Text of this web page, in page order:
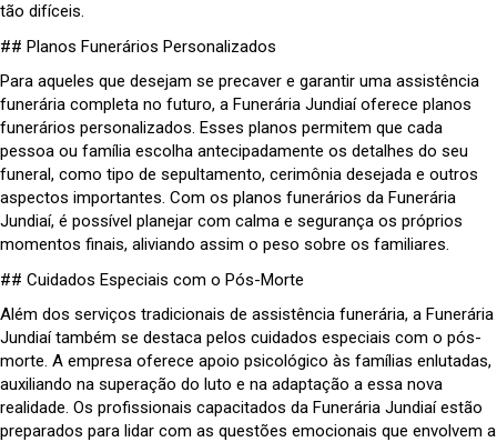
tão difíceis.
## Planos Funerários Personalizados
Para aqueles que desejam se precaver e garantir uma assistência
funerária completa no futuro, a Funerária Jundiaí oferece planos
funerários personalizados. Esses planos permitem que cada
pessoa ou família escolha antecipadamente os detalhes do seu
funeral, como tipo de sepultamento, cerimônia desejada e outros
aspectos importantes. Com os planos funerários da Funerária
Jundiaí, é possível planejar com calma e segurança os próprios
momentos finais, aliviando assim o peso sobre os familiares.
## Cuidados Especiais com o Pós-Morte
Além dos serviços tradicionais de assistência funerária, a Funerária
Jundiaí também se destaca pelos cuidados especiais com o pós-
morte. A empresa oferece apoio psicológico às famílias enlutadas,
auxiliando na superação do luto e na adaptação a essa nova
realidade. Os profissionais capacitados da Funerária Jundiaí estão
preparados para lidar com as questões emocionais que envolvem a